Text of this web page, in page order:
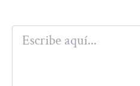
Escribe
aquí...